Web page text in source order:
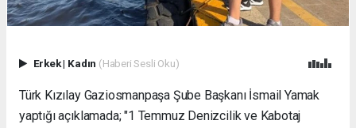
Erkek| Kadın (Haberi Sesli Oku)
Türk Kızılay Gaziosmanpaşa Şube Başkanı İsmail Yamak
yaptığı açıklamada; "1 Temmuz Denizcilik ve Kabotaj